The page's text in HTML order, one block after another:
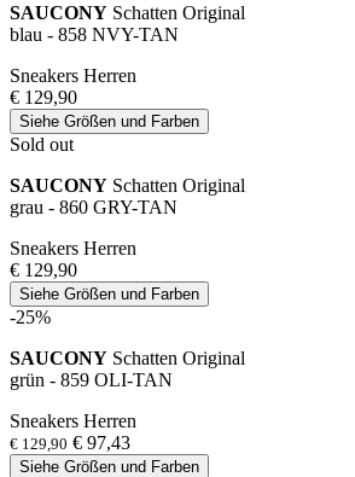
SAUCONY Schatten Original
blau - 858 NVY-TAN
Sneakers Herren
€ 129,90
Siehe Größen und Farben
Sold out
SAUCONY Schatten Original
grau - 860 GRY-TAN
Sneakers Herren
€ 129,90
Siehe Größen und Farben
-25%
SAUCONY Schatten Original
grün - 859 OLI-TAN
Sneakers Herren
€ 129,90 € 97,43
Siehe Größen und Farben